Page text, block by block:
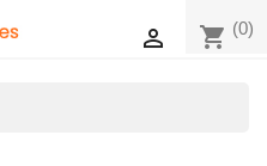
shopping_cart (0)
